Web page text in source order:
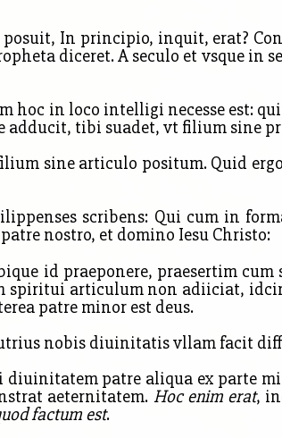
In principio, inquit, erat?
diceret. A seculo et vsque in
hoc in loco intelligi necesse est:
adducit, tibi suadet, vt filium sine
sine articulo positum. Quid
scribens: Qui cum in
nostro, et domino Iesu Christo:
id praeponere, praesertim cum
spiritui articulum non adiiciat,
patre minor est deus.
nobis diuinitatis vllam facit
diuinitatem patre aliqua ex parte
aeternitatem. Hoc enim erat,
factum est.